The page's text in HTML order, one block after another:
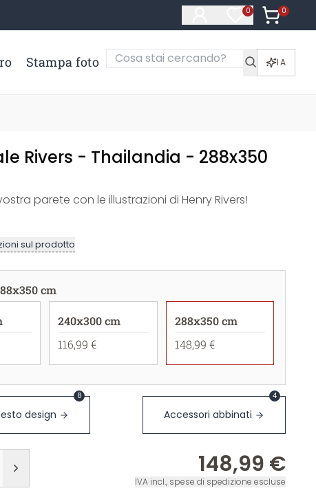
0
Articoli nella
0
Articoli
Stampa foto IA
Rivers - Thailandia - 288x350
parete con le illustrazioni di Henry Rivers!
sul prodotto
cm
240x300 cm
116,99 €
288x350 cm
148,99 €
design
8
Accessori abbinati
4
148,99 €
IVA incl., spese di spedizione escluse